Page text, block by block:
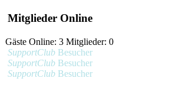
Mitglieder Online
Gäste Online: 3 Mitglieder: 0
SupportClub Besucher
SupportClub Besucher
SupportClub Besucher